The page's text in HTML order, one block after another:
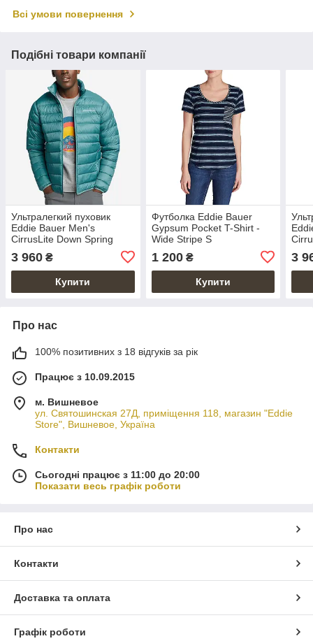
Всі умови повернення
Подібні товари компанії
Ультралегкий пуховик
Eddie Bauer Men's
CirrusLite Down Spring
3 960 ₴
Купити
Футболка Eddie Bauer
Gypsum Pocket T-Shirt -
Wide Stripe S
1 200₴
Купити
3
Про нас
100% позитивних з 18 відгуків за рік
Працює з 10.09.2015
м. Вишневое
ул. Святошинская 27Д, приміщення 118, магазин "Eddie
Store", Вишневое, Україна
Контакти
Сьогодні працює з 11:00 до 20:00
Показати весь графік роботи
Про нас
Контакти
Доставка та оплата
Графік роботи